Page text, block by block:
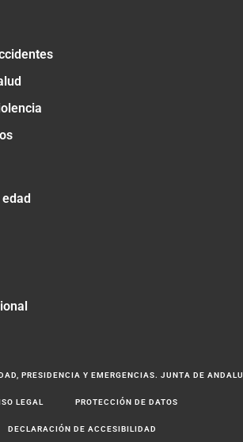
PRESIDENCIA Y EMERGENCIAS. JUNTA DE
LEGAL PROTECCIÓN DE DATOS
DECLARACIÓN DE ACCESIBILIDAD